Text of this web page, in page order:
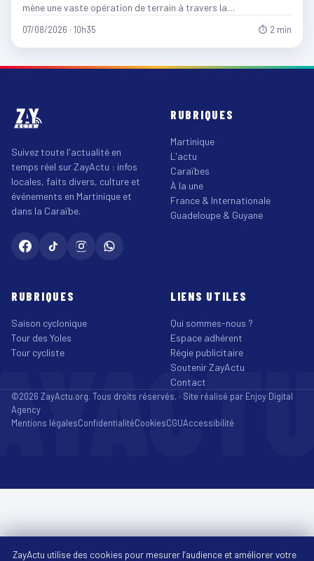
mène une vaste opération de terrain à travers la…
07/08/2026 · 10h35 ⏱ 2 min
Suivez toute l'actualité en
temps réel sur ZayActu : infos
locales, faits divers, culture et
événements en Martinique et
dans la Caraïbe.
RUBRIQUES
Martinique
L'actu
Caraïbes
À la une
France & Internationale
Guadeloupe & Guyane
RUBRIQUES
Saison cyclonique
Tour des Yoles
Tour cycliste
LIENS UTILES
Qui sommes-nous ?
Espace adhérent
Régie publicitaire
Soutenir ZayActu
Contact
©2026 ZayActu.org. Tous droits réservés. · Site réalisé par Enjoy Digital
Agency
Mentions légalesConfidentialitéCookiesCGUAccessibilité
ZayActu utilise des cookies pour mesurer l’audience et améliorer votre